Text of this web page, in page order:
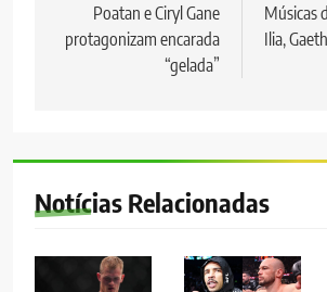
Post
Poatan e Ciryl Gane
protagonizam encarada
“gelada”
Músicas
Ilia,
Notícias Relacionadas